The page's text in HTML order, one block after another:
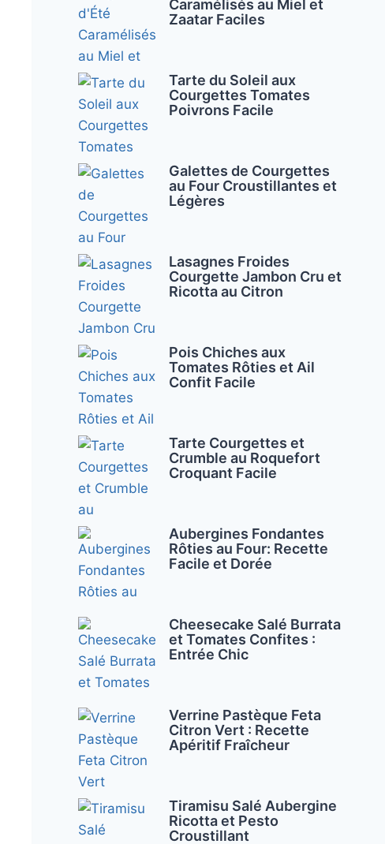
Caramélisés au Miel et
Zaatar Faciles
Tarte du Soleil aux
Courgettes Tomates
Poivrons Facile
Galettes de Courgettes
au Four Croustillantes et
Légères
Lasagnes Froides
Courgette Jambon Cru et
Ricotta au Citron
Pois Chiches aux
Tomates Rôties et Ail
Confit Facile
Tarte Courgettes et
Crumble au Roquefort
Croquant Facile
Aubergines Fondantes
Rôties au Four: Recette
Facile et Dorée
Cheesecake Salé Burrata
et Tomates Confites :
Entrée Chic
Verrine Pastèque Feta
Citron Vert : Recette
Apéritif Fraîcheur
Tiramisu Salé Aubergine
Ricotta et Pesto
Croustillant